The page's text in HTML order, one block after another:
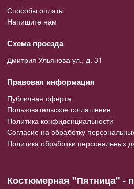
Способы оплаты
Напишите нам
Схема проезда
Дмитрия Ульянова ул., д. 31
Правовая информация
Публичная оферта
Пользовательское соглашение
Политика конфиденциальности
Согласие на обработку
Политика обработки персональных
Костюмерная "Пятница" -